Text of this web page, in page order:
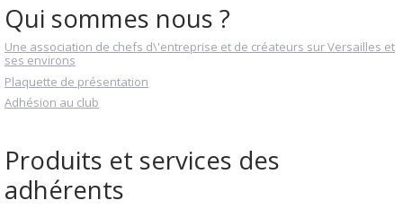
Qui sommes nous ?
Une association de chefs d\'entreprise et de créateurs sur Versailles et
ses environs
Plaquette de présentation
Adhésion au club
Produits et services des
adhérents